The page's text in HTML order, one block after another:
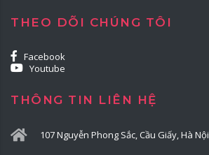
THEO DÕI CHÚNG TÔI
Facebook
Youtube
THÔNG TIN LIÊN HỆ
107 Nguyễn Phong Sắc, Cầu Giấy, Hà Nội